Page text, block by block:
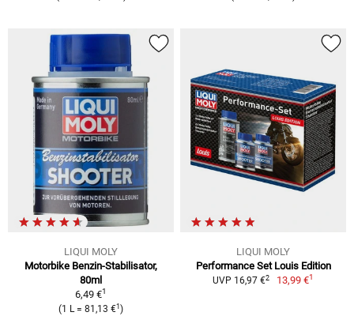
LIQUI MOLY
Motorbike Benzin-Stabilisator,
80ml
6,49 €1
(1 L = 81,13 €1 )
LIQUI MOLY
Performance Set Louis Edition
UVP 16,97 €2 13,99 €1